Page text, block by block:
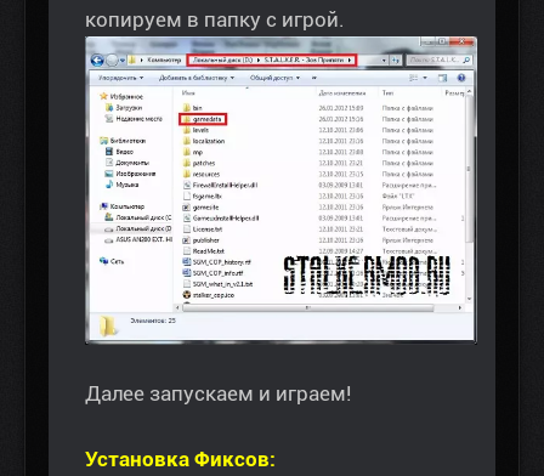
копируем в папку с игрой.
Далее запускаем и играем!
Установка Фиксов: